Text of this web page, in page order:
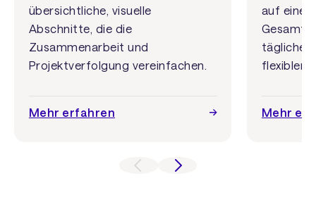
übersichtliche, visuelle
Abschnitte, die die
Zusammenarbeit und
Projektverfolgung vereinfachen.
Mehr erfahren
auf einer
täglichen
flexiblere
Mehr